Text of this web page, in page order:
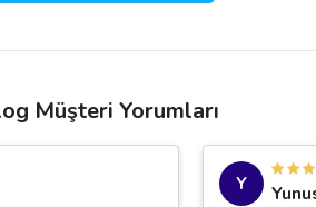
Müşteri Yorumları
Y